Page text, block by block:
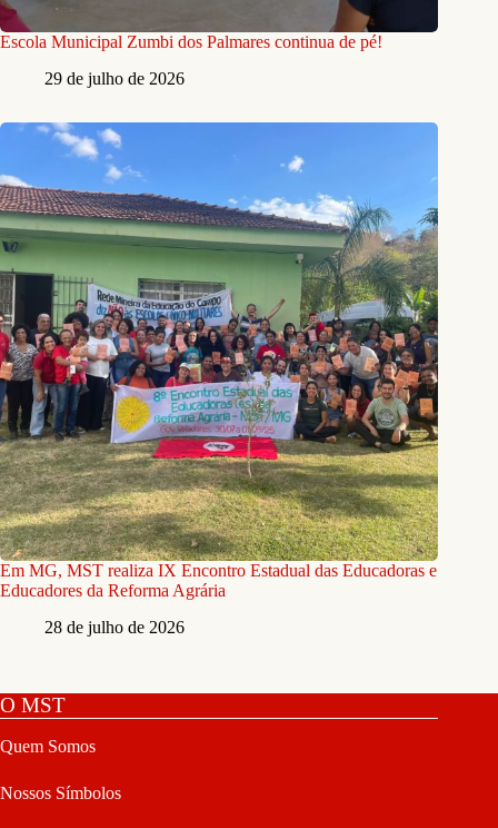
Escola Municipal Zumbi dos Palmares continua de pé!
29 de julho de 2026
Em MG, MST realiza IX Encontro Estadual das Educadoras e
Educadores da Reforma Agrária
28 de julho de 2026
O MST
Quem Somos
Nossos Símbolos